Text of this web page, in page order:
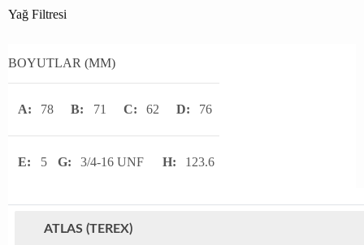
Yağ Filtresi
BOYUTLAR (MM)
A: 78 B: 71 C: 62 D: 76
E: 5 G: 3/4-16 UNF H: 123.6
ATLAS (TEREX)